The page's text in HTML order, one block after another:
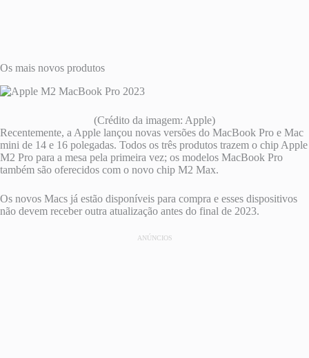
Os mais novos produtos
(Crédito da imagem: Apple)
Recentemente, a Apple lançou novas versões do MacBook Pro e Mac
mini de 14 e 16 polegadas. Todos os três produtos trazem o chip Apple
M2 Pro para a mesa pela primeira vez; os modelos MacBook Pro
também são oferecidos com o novo chip M2 Max.
Os novos Macs já estão disponíveis para compra e esses dispositivos
não devem receber outra atualização antes do final de 2023.
ANÚNCIOS